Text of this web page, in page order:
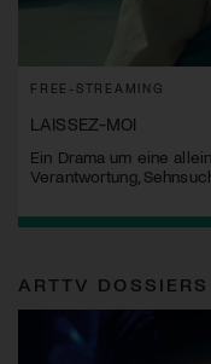
FREE-STREAMING
LAISSEZ-MOI
Ein Drama um eine
Verantwortung,
ARTTV DOSSIERS